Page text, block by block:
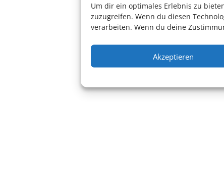
Um dir ein optimales Erlebnis zu
zuzugreifen. Wenn du diesen
verarbeiten. Wenn du deine
Akzeptieren